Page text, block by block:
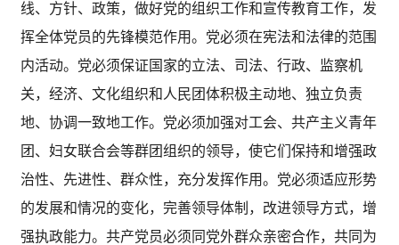
线、方针、政策，做好党的组织工作和宣传教育工作，发
挥全体党员的先锋模范作用。党必须在宪法和法律的范围
内活动。党必须保证国家的立法、司法、行政、监察机
关，经济、文化组织和人民团体积极主动地、独立负责
地、协调一致地工作。党必须加强对工会、共产主义青年
团、妇女联合会等群团组织的领导，使它们保持和增强政
治性、先进性、群众性，充分发挥作用。党必须适应形势
的发展和情况的变化，完善领导体制，改进领导方式，增
强执政能力。共产党员必须同党外群众亲密合作，共同为